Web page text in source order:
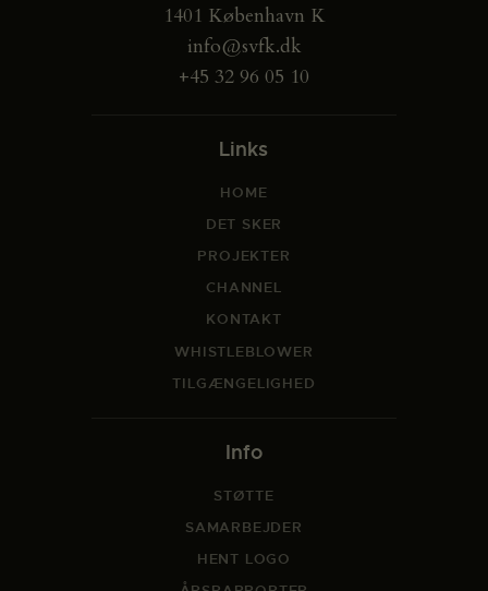
1401 København K
info@svfk.dk
+45 32 96 05 10
Links
HOME
DET SKER
PROJEKTER
CHANNEL
KONTAKT
WHISTLEBLOWER
TILGÆNGELIGHED
Info
STØTTE
SAMARBEJDER
HENT LOGO